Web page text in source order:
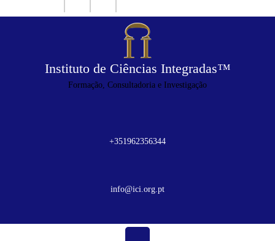
Instituto de Ciências Integradas™
Formação, Consultadoria e Investigação
+351962356344+351962356344
info@ici.org.ptinfo@ici.org.pt